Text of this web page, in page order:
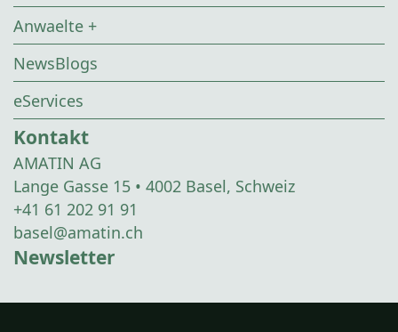
Anwaelte +
NewsBlogs
eServices
Kontakt
AMATIN AG
Lange Gasse 15 • 4002 Basel, Schweiz
+41 61 202 91 91
basel@amatin.ch
Newsletter